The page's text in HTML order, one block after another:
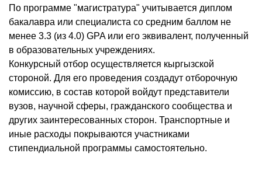
По программе "магистратура" учитывается диплом
бакалавра или специалиста со средним баллом не
менее 3.3 (из 4.0) GPA или его эквивалент, полученный
в образовательных учреждениях.
Конкурсный отбор осуществляется кыргызской
стороной. Для его проведения создадут отборочную
комиссию, в состав которой войдут представители
вузов, научной сферы, гражданского сообщества и
других заинтересованных сторон. Транспортные и
иные расходы покрываются участниками
стипендиальной программы самостоятельно.